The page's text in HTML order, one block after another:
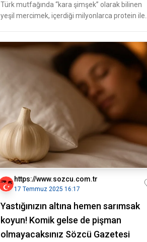
Türk mutfağında “kara şimşek” olarak bilinen
yeşil mercimek, içerdiği milyonlarca protein ile
https://www.sozcu.com.tr
17 Temmuz 2025 16:17
Yastığınızın altına hemen sarımsak
koyun! Komik gelse de pişman
olmayacaksınız Sözcü Gazetesi